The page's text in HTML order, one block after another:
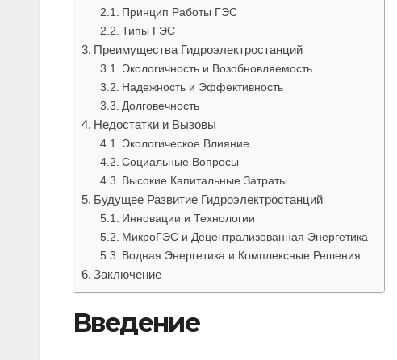
Принцип Работы ГЭС
Типы ГЭС
Преимущества Гидроэлектростанций
Экологичность и Возобновляемость
Надежность и Эффективность
Долговечность
Недостатки и Вызовы
Экологическое Влияние
Социальные Вопросы
Высокие Капитальные Затраты
Будущее Развитие Гидроэлектростанций
Инновации и Технологии
МикроГЭС и Децентрализованная Энергетика
Водная Энергетика и Комплексные Решения
Заключение
Введение